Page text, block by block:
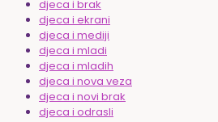
djeca i brak
djeca i ekrani
djeca i mediji
djeca i mladi
djeca i mladih
djeca i nova veza
djeca i novi brak
djeca i odrasli